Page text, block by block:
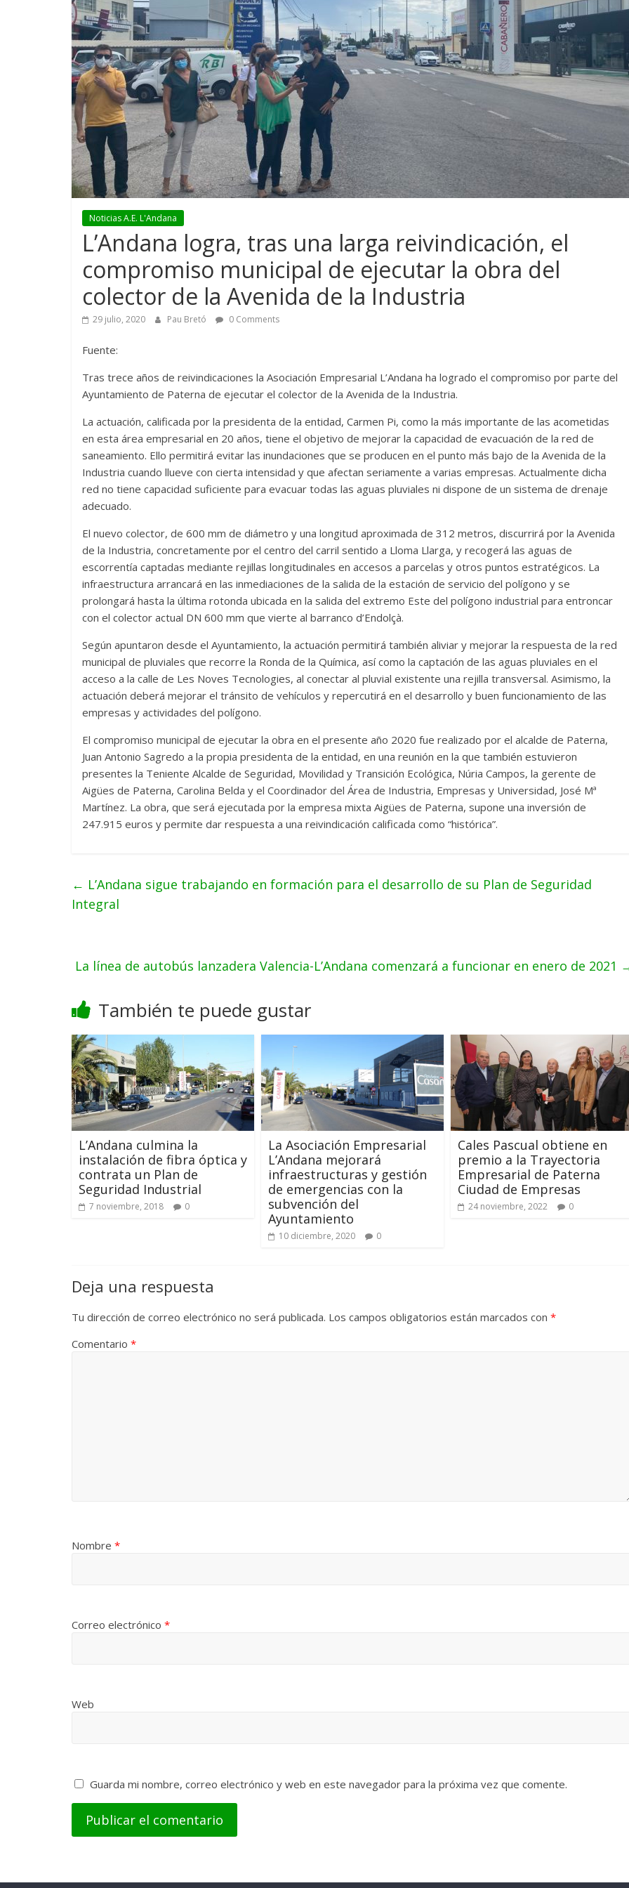
Noticias A.E. L'Andana
L’Andana logra, tras una larga reivindicación, el
compromiso municipal de ejecutar la obra del
colector de la Avenida de la Industria
29 julio, 2020 Pau Bretó 0 Comments
Fuente:
Tras trece años de reivindicaciones la Asociación Empresarial L’Andana ha logrado el compromiso por parte del
Ayuntamiento de Paterna de ejecutar el colector de la Avenida de la Industria.
La actuación, calificada por la presidenta de la entidad, Carmen Pi, como la más importante de las acometidas
en esta área empresarial en 20 años, tiene el objetivo de mejorar la capacidad de evacuación de la red de
saneamiento. Ello permitirá evitar las inundaciones que se producen en el punto más bajo de la Avenida de la
Industria cuando llueve con cierta intensidad y que afectan seriamente a varias empresas. Actualmente dicha
red no tiene capacidad suficiente para evacuar todas las aguas pluviales ni dispone de un sistema de drenaje
adecuado.
El nuevo colector, de 600 mm de diámetro y una longitud aproximada de 312 metros, discurrirá por la Avenida
de la Industria, concretamente por el centro del carril sentido a Lloma Llarga, y recogerá las aguas de
escorrentía captadas mediante rejillas longitudinales en accesos a parcelas y otros puntos estratégicos. La
infraestructura arrancará en las inmediaciones de la salida de la estación de servicio del polígono y se
prolongará hasta la última rotonda ubicada en la salida del extremo Este del polígono industrial para entroncar
con el colector actual DN 600 mm que vierte al barranco d’Endolçà.
Según apuntaron desde el Ayuntamiento, la actuación permitirá también aliviar y mejorar la respuesta de la red
municipal de pluviales que recorre la Ronda de la Química, así como la captación de las aguas pluviales en el
acceso a la calle de Les Noves Tecnologies, al conectar al pluvial existente una rejilla transversal. Asimismo, la
actuación deberá mejorar el tránsito de vehículos y repercutirá en el desarrollo y buen funcionamiento de las
empresas y actividades del polígono.
El compromiso municipal de ejecutar la obra en el presente año 2020 fue realizado por el alcalde de Paterna,
Juan Antonio Sagredo a la propia presidenta de la entidad, en una reunión en la que también estuvieron
presentes la Teniente Alcalde de Seguridad, Movilidad y Transición Ecológica, Núria Campos, la gerente de
Aigües de Paterna, Carolina Belda y el Coordinador del Área de Industria, Empresas y Universidad, José Mª
Martínez. La obra, que será ejecutada por la empresa mixta Aigües de Paterna, supone una inversión de
247.915 euros y permite dar respuesta a una reivindicación calificada como “histórica”.
← L’Andana sigue trabajando en formación para el desarrollo de su Plan de Seguridad
Integral
La línea de autobús lanzadera Valencia-L’Andana comenzará a funcionar en enero de 2021
También te puede gustar
L’Andana culmina la
instalación de fibra óptica y
contrata un Plan de
Seguridad Industrial
7 noviembre, 2018 0
La Asociación Empresarial
L’Andana mejorará
infraestructuras y gestión
de emergencias con la
subvención del
Ayuntamiento
10 diciembre, 2020 0
Cales Pascual obtiene en
premio a la Trayectoria
Empresarial de Paterna
Ciudad de Empresas
24 noviembre, 2022 0
Deja una respuesta
Tu dirección de correo electrónico no será publicada. Los campos obligatorios están marcados con *
Comentario *
Nombre *
Correo electrónico *
Web
Guarda mi nombre, correo electrónico y web en este navegador para la próxima vez que comente.